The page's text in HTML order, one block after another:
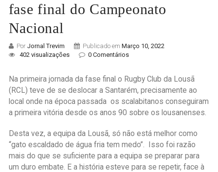
fase final do Campeonato
Nacional
Por Jornal Trevim Publicado em Março 10, 2022
402 visualizações
0 Comentários
Na primeira jornada da fase final o Rugby Club da Lousã
(RCL) teve de se deslocar a Santarém, precisamente ao
local onde na época passada os scalabitanos conseguiram
a primeira vitória desde os anos 90 sobre os lousanenses.
Desta vez, a equipa da Lousã, só não está melhor como
“gato escaldado de água fria tem medo”. Isso foi razão
mais do que se suficiente para a equipa se preparar para
um duro embate. E a história esteve para se repetir, face à